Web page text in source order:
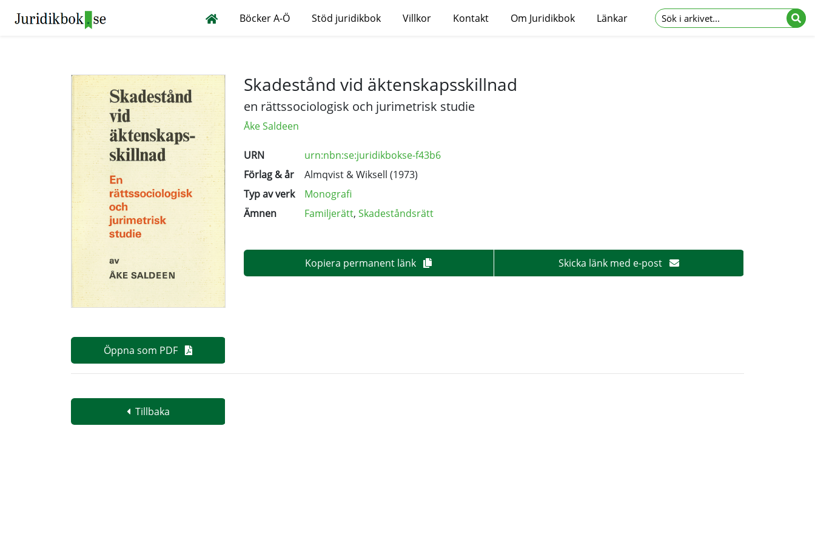
Böcker A-Ö Stöd juridikbok Villkor Kontakt Om Juridikbok Länkar
Öppna som PDF
Skadestånd vid äktenskapsskillnad
en rättssociologisk och jurimetrisk studie
Åke Saldeen
URN
urn:nbn:se:juridikbokse-f43b6
Förlag & år
Almqvist & Wiksell (1973)
Typ av verk
Monografi
Ämnen
Familjerätt, Skadeståndsrätt
Kopiera permanent länk Skicka länk med e-post
Tillbaka